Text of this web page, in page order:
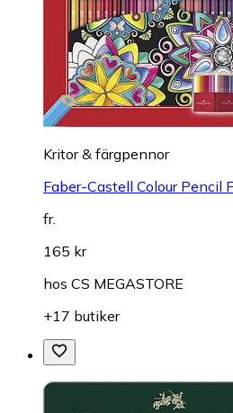
Kritor & färgpennor
Faber-Castell Colour Pencil
fr.
165 kr
hos CS MEGASTORE
+17 butiker